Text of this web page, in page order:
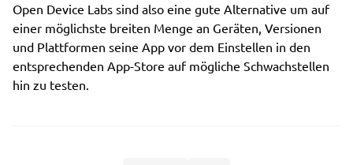
Open Device Labs sind also eine gute Alternative um auf
einer möglichste breiten Menge an Geräten, Versionen
und Plattformen seine App vor dem Einstellen in den
entsprechenden App-Store auf mögliche Schwachstellen
hin zu testen.